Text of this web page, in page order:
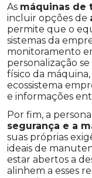
As máquinas de
incluir opções de
permite que o
sistemas da
monitoramento
personalização
físico da
ecossistema
e informações
Por fim, a
segurança e a
suas próprias
ideais de
estar abertos a
alinhem a esses